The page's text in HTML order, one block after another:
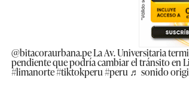
@bitacoraurbana.peLa Av. Universitaria
pendiente que podría cambiar el tránsito
#limanorte#tiktokperu#peru ♬ sonido